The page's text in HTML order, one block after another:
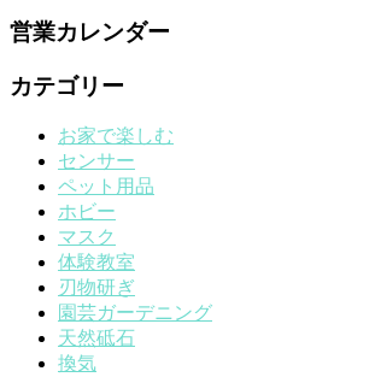
営業カレンダー
カテゴリー
お家で楽しむ
センサー
ペット用品
ホビー
マスク
体験教室
刃物研ぎ
園芸ガーデニング
天然砥石
換気